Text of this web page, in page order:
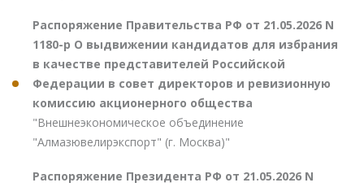
Распоряжение Правительства РФ от 21.05.2026 N
1180-р О выдвижении кандидатов для избрания
в качестве представителей Российской
Федерации в совет директоров и ревизионную
комиссию акционерного общества
"Внешнеэкономическое объединение
"Алмазювелирэкспорт" (г. Москва)"
Распоряжение Президента РФ от 21.05.2026 N